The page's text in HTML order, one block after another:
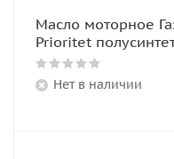
Масло моторное
Prioritet
Нет в наличии